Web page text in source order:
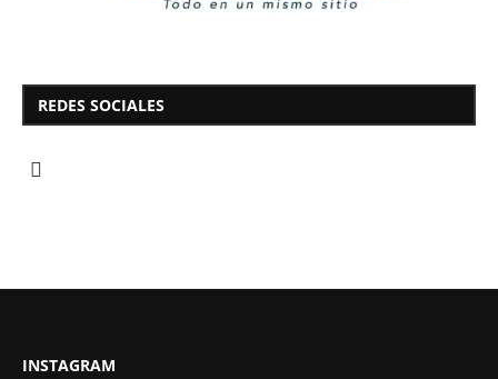
REDES SOCIALES
INSTAGRAM